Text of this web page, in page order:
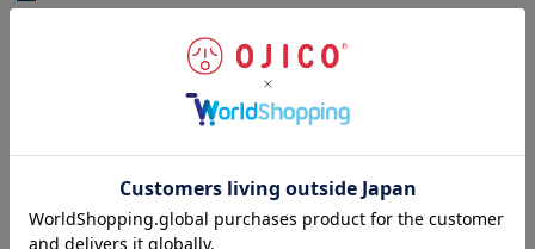
CARRIER」（カーキャリア）
新着順
9件中